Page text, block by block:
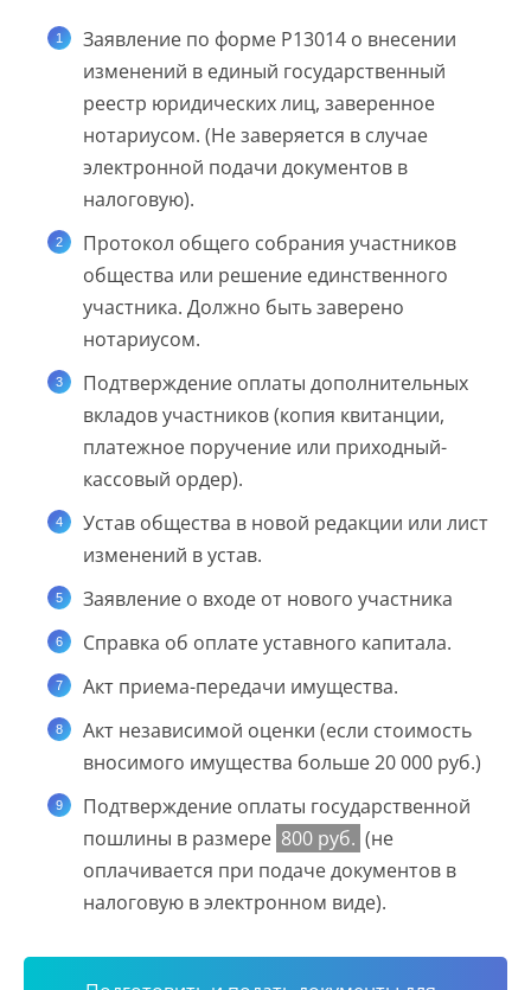
Заявление по форме Р13014 о внесении
изменений в единый государственный
реестр юридических лиц, заверенное
нотариусом. (Не заверяется в случае
электронной подачи документов в
налоговую).
Протокол общего собрания участников
общества или решение единственного
участника. Должно быть заверено
нотариусом.
Подтверждение оплаты дополнительных
вкладов участников (копия квитанции,
платежное поручение или приходный-
кассовый ордер).
Устав общества в новой редакции или лист
изменений в устав.
Заявление о входе от нового участника
Справка об оплате уставного капитала.
Акт приема-передачи имущества.
Акт независимой оценки (если стоимость
вносимого имущества больше 20 000 руб.)
Подтверждение оплаты государственной
пошлины в размере 800 руб. (не
оплачивается при подаче документов в
налоговую в электронном виде).